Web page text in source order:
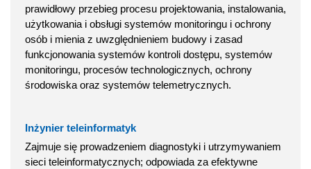
prawidłowy przebieg procesu projektowania, instalowania,
użytkowania i obsługi systemów monitoringu i ochrony
osób i mienia z uwzględnieniem budowy i zasad
funkcjonowania systemów kontroli dostępu, systemów
monitoringu, procesów technologicznych, ochrony
środowiska oraz systemów telemetrycznych.
Inżynier teleinformatyk
Zajmuje się prowadzeniem diagnostyki i utrzymywaniem
sieci teleinformatycznych; odpowiada za efektywne